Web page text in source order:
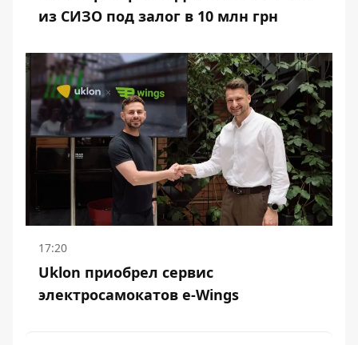
из СИЗО под залог в 10 млн грн
17:20
Uklon приобрел сервис
электросамокатов e-Wings